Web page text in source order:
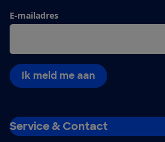
E-mailadres
Ik meld me aan
Service & Contact